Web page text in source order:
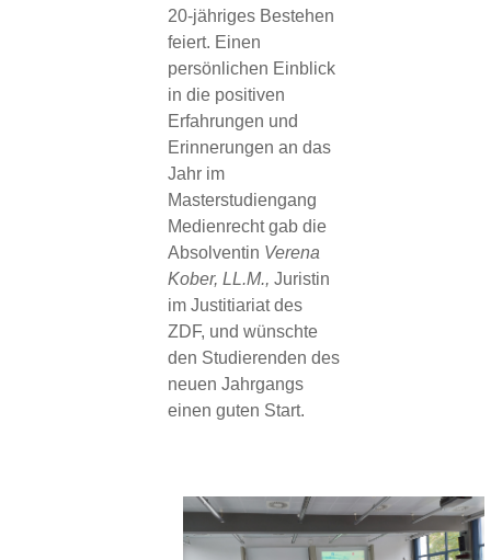
20-jähriges Bestehen
feiert. Einen
persönlichen Einblick
in die positiven
Erfahrungen und
Erinnerungen an das
Jahr im
Masterstudiengang
Medienrecht gab die
Absolventin Verena
Kober, LL.M., Juristin
im Justitiariat des
ZDF, und wünschte
den Studierenden des
neuen Jahrgangs
einen guten Start.